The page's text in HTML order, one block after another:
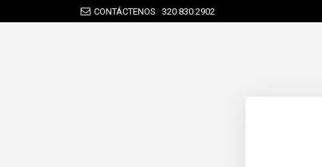
CONTÁCTENOS 320 830 2902